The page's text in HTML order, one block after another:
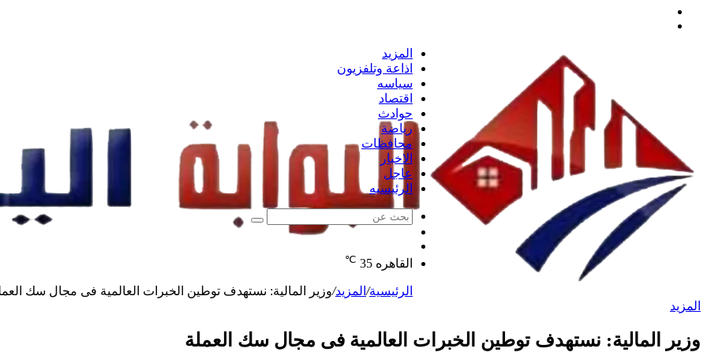
المزيد
اذاعة وتلفزيون
سياسه
اقتصاد
حوادث
رياضة
محافظات
الاخبار
عاجل
الرئيسيه
بحث
عشوائي
القاهره 35
℃
الرئيسية/ المزيد/وزير المالية: نستهدف توطين الخبرات العالمية فى مجال سك
المزيد
وزير المالية: نستهدف توطين الخبرات العالمية فى مجال سك العملة